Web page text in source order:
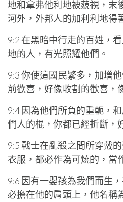
地和拿弗他利地被藐視，末
河外，外邦人的加利利地得
9:2 在黑暗中行走的百姓，
地的人，有光照耀他們。
9:3 你使這國民繁多，加增
前歡喜，好像收割的歡喜，
9:4 因為他們所負的重軛，
們人的棍，你都已經折斷，
9:5 戰士在亂殺之間所穿戴
衣服，都必作為可燒的，當
9:6 因有一嬰孩為我們而生
必擔在他的肩頭上，他名稱